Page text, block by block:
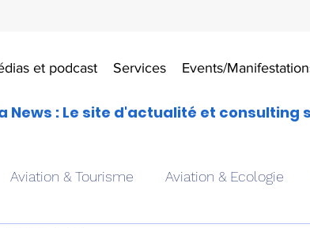
et podcast Services Events/
News : Le site d'actualité et consulting
Aviation & Tourisme Aviation & Ecologie